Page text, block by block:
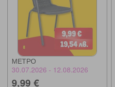
МЕТРО
30.07.2026 - 12.08.2026
9,99 €